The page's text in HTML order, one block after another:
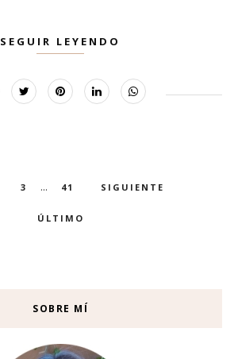
SEGUIR LEYENDO
3 ... 41 SIGUIENTE
ÚLTIMO
SOBRE MÍ